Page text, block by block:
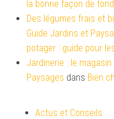
la bonne façon de
Des légumes frais et
Guide Jardins et
potager : guide pour
Jardinerie : le
Paysages dans Bien
Actus et Conseils